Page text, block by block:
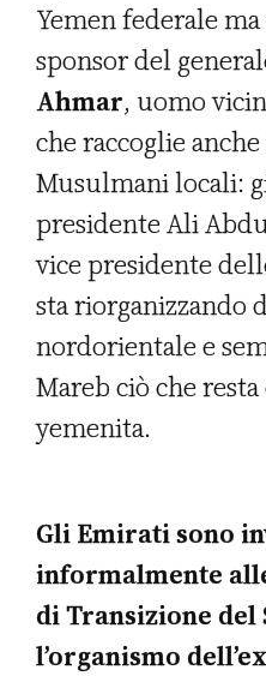
Yemen federale
sponsor del
Ahmar, uomo
che raccoglie
Musulmani locali:
presidente Ali
vice presidente
sta riorganizzando
nordorientale e
Mareb ciò che resta
yemenita.
Gli Emirati sono
informalmente
di Transizione del
l’organismo